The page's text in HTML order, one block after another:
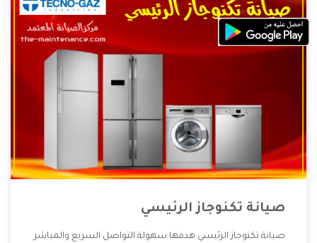
صيانة تكنوجاز الرئيسي
صيانة تكنوجاز الرئيسي هدفها سهولة التواصل السريع والمباشر